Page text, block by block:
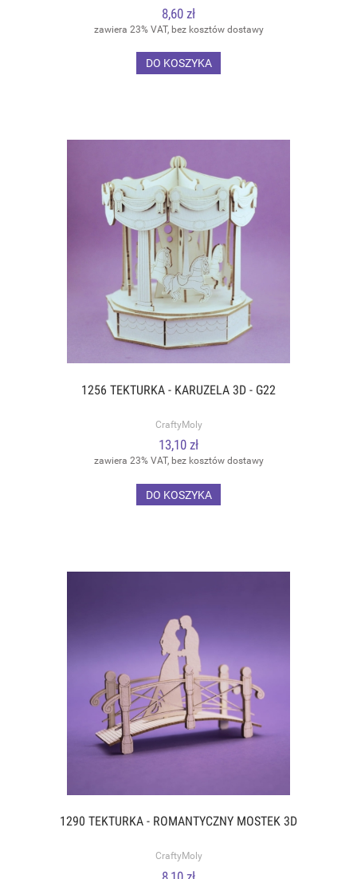
8,60 zł
zawiera 23% VAT, bez kosztów dostawy
DO KOSZYKA
1256 TEKTURKA - KARUZELA 3D - G22
CraftyMoly
13,10 zł
zawiera 23% VAT, bez kosztów dostawy
DO KOSZYKA
1290 TEKTURKA - ROMANTYCZNY MOSTEK 3D
CraftyMoly